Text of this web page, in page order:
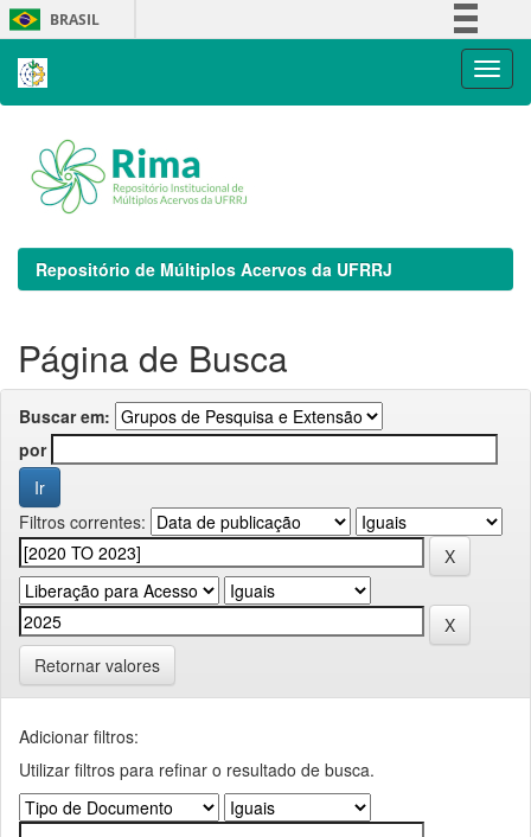
Skip
navigation
BRASIL
Repositório de Múltiplos Acervos da UFRRJ
Página de Busca
Buscar em:
por
Filtros correntes:
Retornar valores
Adicionar filtros:
Utilizar filtros para refinar o resultado de busca.